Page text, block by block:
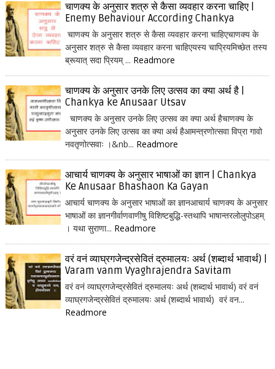
चाणक्य के अनुसार शत्रु से कैसा व्यवहार करना चाहिए |
Enemy Behaviour According Chankya
चाणक्य के अनुसार शत्रु से कैसा व्यवहार करना चाहिएचाणक्य के
अनुसार शत्रु से कैसा व्यवहार करना चाहिएयस्य चाप्रियमिच्छेत तस्य
ब्रूयात् सदा प्रियम् ... Readmore
चाणक्य के अनुसार उनके लिए उत्सव का क्या अर्थ है |
Chankya ke Anusaar Utsav
चाणक्य के अनुसार उनके लिए उत्सव का क्या अर्थ हैचाणक्य के
अनुसार उनके लिए उत्सव का क्या अर्थ हैआमन्त्रणोत्सवा विप्रा गावो
नवतृणोत्सवाः ।&nb... Readmore
आचार्य चाणक्य के अनुसार भाषाओं का ज्ञान | Chankya
Ke Anusaar Bhashaon Ka Gayan
आचार्य चाणक्य के अनुसार भाषाओं का ज्ञानआचार्य चाणक्य के अनुसार
भाषाओं का ज्ञानगीर्वाणवाणीषु विशिष्टबुद्धि-स्तथापि भाषान्तरलोलुपोऽहम्
। यथा सुराणा... Readmore
वरं वनं व्याघ्रगजेन्द्रसेवितं द्रुमालयः अर्थ (शब्दार्थ भावार्थ) |
Varam vanm Vyaghrajendra Savitam
वरं वनं व्याघ्रगजेन्द्रसेवितं द्रुमालयः अर्थ (शब्दार्थ भावार्थ) वरं वनं
व्याघ्रगजेन्द्रसेवितं द्रुमालयः अर्थ (शब्दार्थ भावार्थ) वरं वन...
Readmore